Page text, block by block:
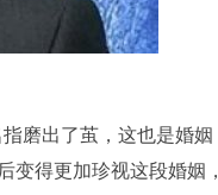
磨出了茧，这也是婚姻
变得更加珍视这段婚姻，